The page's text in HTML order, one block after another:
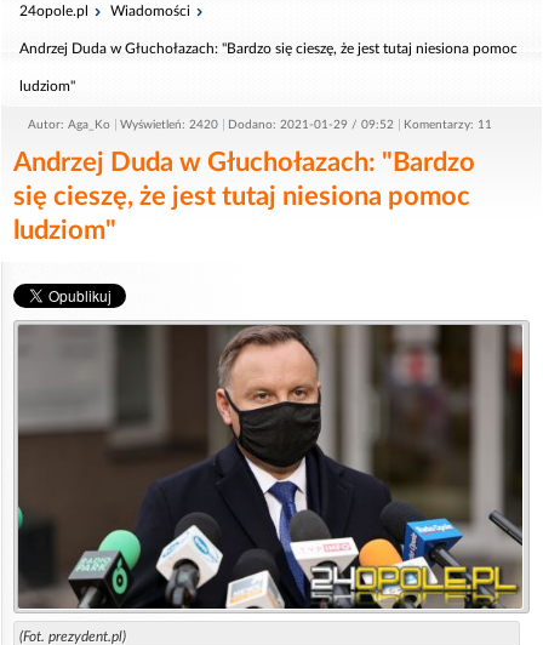
24opole.pl Wiadomości
Andrzej Duda w Głuchołazach: "Bardzo się cieszę, że jest tutaj niesiona pomoc
ludziom"
Autor: Aga_Ko Wyświetleń: 2420 Dodano: 2021-01-29 / 09:52 Komentarzy: 11
Andrzej Duda w Głuchołazach: "Bardzo
się cieszę, że jest tutaj niesiona pomoc
ludziom"
(Fot. prezydent.pl)